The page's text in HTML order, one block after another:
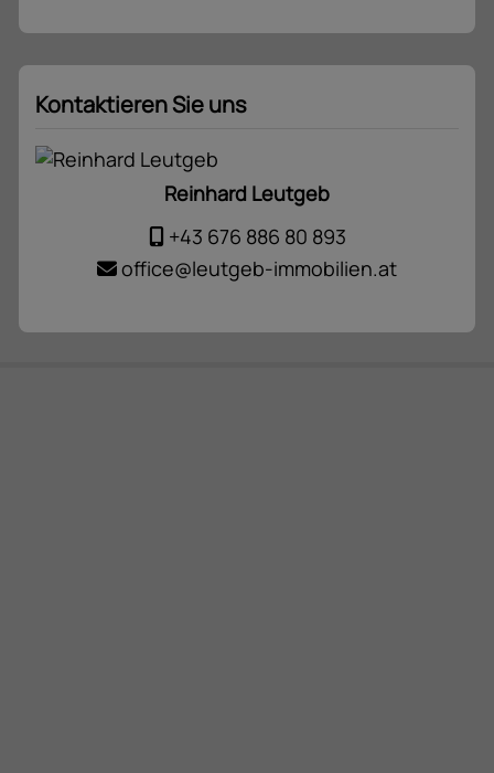
Kontaktieren Sie uns
Reinhard Leutgeb
+43 676 886 80 893
office@leutgeb-immobilien.at